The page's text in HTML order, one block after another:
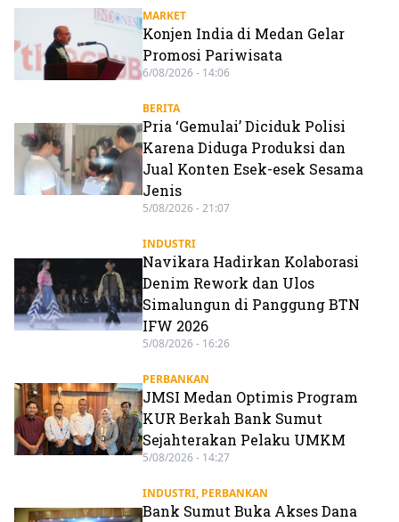
MARKET
Konjen India di Medan Gelar
Promosi Pariwisata
6/08/2026 - 14:06
BERITA
Pria ‘Gemulai’ Diciduk Polisi
Karena Diduga Produksi dan
Jual Konten Esek-esek Sesama
Jenis
5/08/2026 - 21:07
INDUSTRI
Navikara Hadirkan Kolaborasi
Denim Rework dan Ulos
Simalungun di Panggung BTN
IFW 2026
5/08/2026 - 16:26
PERBANKAN
JMSI Medan Optimis Program
KUR Berkah Bank Sumut
Sejahterakan Pelaku UMKM
5/08/2026 - 14:27
INDUSTRI, PERBANKAN
Bank Sumut Buka Akses Dana